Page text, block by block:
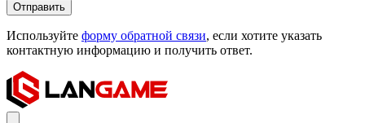
Отправить
Используйте форму обратной связи, если хотите указать
контактную информацию и получить ответ.